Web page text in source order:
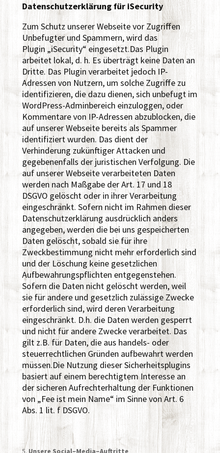
Datenschutzerklärung für iSecurity
Zum Schutz unserer Webseite vor Zugriffen
Unbefugter und Spammern, wird das
Plugin „iSecurity“ eingesetzt.Das Plugin
arbeitet lokal, d. h. Es überträgt keine Daten an
Dritte. Das Plugin verarbeitet jedoch IP-
Adressen von Nutzern, um solche Zugriffe zu
identifizieren, die dazu dienen, sich unbefugt im
WordPress-Adminbereich einzuloggen, oder
Kommentare von IP-Adressen abzublocken, die
auf unserer Webseite bereits als Spammer
identifiziert wurden. Das dient der
Verhinderung zukünftiger Attacken und
gegebenenfalls der juristischen Verfolgung. Die
auf unserer Webseite verarbeiteten Daten
werden nach Maßgabe der Art. 17 und 18
DSGVO gelöscht oder in ihrer Verarbeitung
eingeschränkt. Sofern nicht im Rahmen dieser
Datenschutzerklärung ausdrücklich anders
angegeben, werden die bei uns gespeicherten
Daten gelöscht, sobald sie für ihre
Zweckbestimmung nicht mehr erforderlich sind
und der Löschung keine gesetzlichen
Aufbewahrungspflichten entgegenstehen.
Sofern die Daten nicht gelöscht werden, weil
sie für andere und gesetzlich zulässige Zwecke
erforderlich sind, wird deren Verarbeitung
eingeschränkt. D.h. die Daten werden gesperrt
und nicht für andere Zwecke verarbeitet. Das
gilt z.B. für Daten, die aus handels- oder
steuerrechtlichen Gründen aufbewahrt werden
müssen.Die Nutzung dieser Sicherheitsplugins
basiert auf einem berechtigtem Interesse an
der sicheren Aufrechterhaltung der Funktionen
von „Fee ist mein Name“ im Sinne von Art. 6
Abs. 1 lit. f DSGVO.
Unsere Social–Media–Auftritte